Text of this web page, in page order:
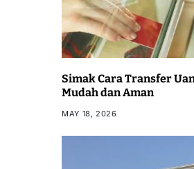
Simak Cara Transfer
Mudah dan Aman
MAY 18, 2026